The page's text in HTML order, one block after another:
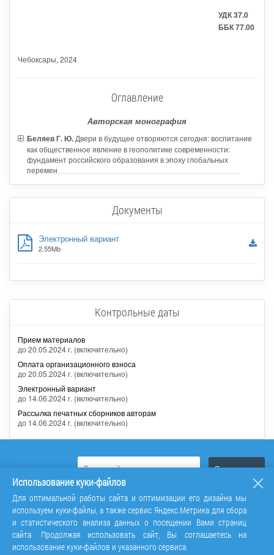
УДК 37.0
ББК 77.00
Чебоксары, 2024
Оглавление
Авторская монография
Беляев Г. Ю.Двери в будущее отворяются сегодня: воспитание
как общественное явление в геополитике современности:
фундамент российского образования в эпоху глобальных
перемен
Документы
Электронный вариант
2.55Mb
Контрольные даты
Прием материалов
до 20.05.2024 г. (включительно)
Оплата организационного взноса
до 20.05.2024 г. (включительно)
Электронный вариант
до 14.06.2024 г. (включительно)
Рассылка печатных сборников авторам
до 14.06.2024 г. (включительно)
Использование куки-файлов
Для оптимальной работы сайта и оптимизации его дизайна мы
используем куки-файлы, а также сервис Яндекс.Метрика для сбора
и статистического анализа данных о посещении Вами страниц
сайта. Продолжая использовать сайт, Вы соглашаетесь на
использование куки-файлов и указанного сервиса.